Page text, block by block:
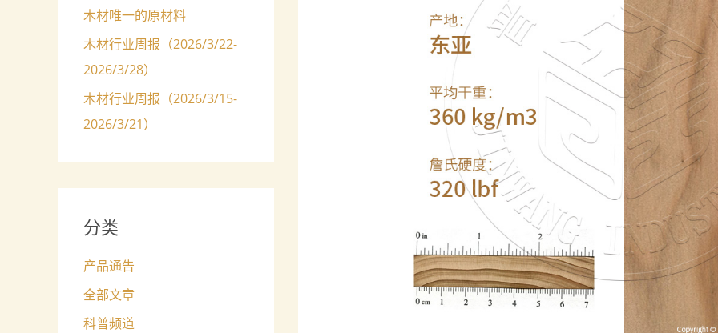
木材唯一的原材料
木材行业周报（2026/3/22-
2026/3/28）
木材行业周报（2026/3/15-
2026/3/21）
分类
产品通告
全部文章
科普频道